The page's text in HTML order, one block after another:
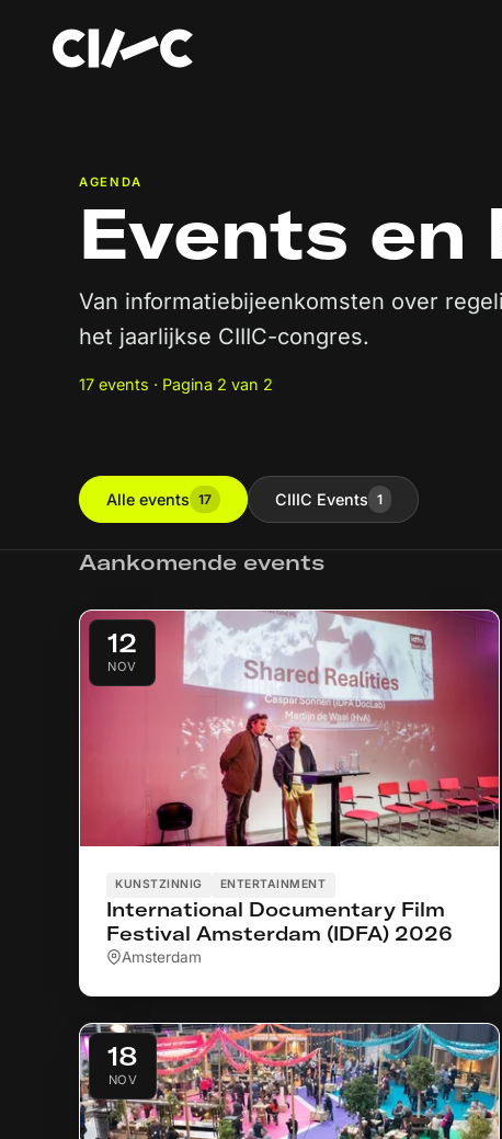
AGENDA
Events en
Van informatiebijeenkomsten over
het jaarlijkse CIIIC-congres.
17 events · Pagina 2 van 2
Alle events 17 CIIIC Events 1
Aankomende events
12
NOV
KUNSTZINNIG ENTERTAINMENT
International Documentary Film
Festival Amsterdam (IDFA) 2026
Amsterdam
18
NOV